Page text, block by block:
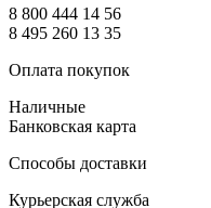
8 800 444 14 56
8 495 260 13 35
Оплата покупок
Наличные
Банковская карта
Способы доставки
Курьерская служба